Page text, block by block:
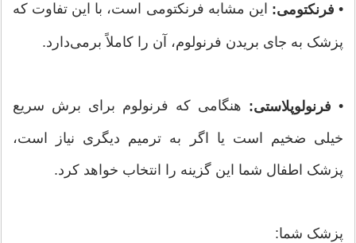
•فرنکتومی: این مشابه فرنکتومی است، با این تفاوت که
پزشک به جای بریدن فرنولوم، آن را کاملاً برمی‌دارد.
• فرنولوپلاستی: هنگامی که فرنولوم برای برش سریع
خیلی ضخیم است یا اگر به ترمیم دیگری نیاز است،
پزشک اطفال شما این گزینه را انتخاب خواهد کرد.
پزشک شما: